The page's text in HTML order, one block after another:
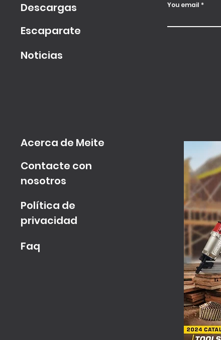
Descargas
Escaparate
Noticias
Acerca de Meite
Contacte con
nosotros
Política de
privacidad
Faq
You email